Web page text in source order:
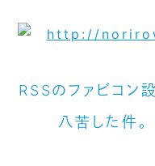
RSSのファビコン
八苦した件